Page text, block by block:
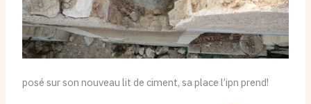
posé sur son nouveau lit de ciment, sa place l’ipn prend!